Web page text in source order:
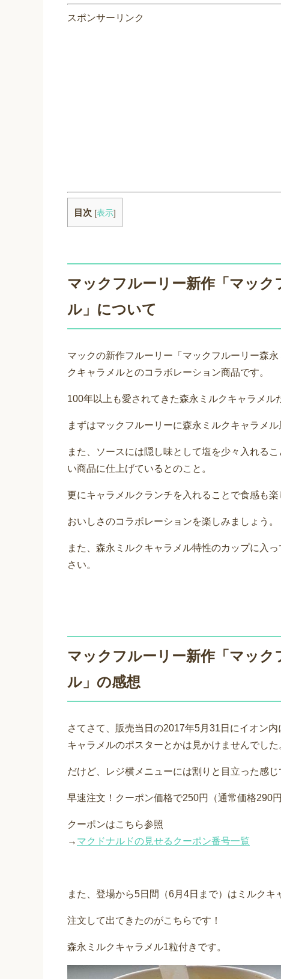
スポンサーリンク
目次 [表示]
マックフルーリー新作「マッ
ル」について
マックの新作フルーリー「マックフルーリー森
クキャラメルとのコラボレーション商品です。
100年以上も愛されてきた森永ミルクキャラメル
まずはマックフルーリーに森永ミルクキャラメ
また、ソースには隠し味として塩を少々入れる
い商品に仕上げているとのこと。
更にキャラメルクランチを入れることで食感も楽
おいしさのコラボレーションを楽しみましょう。
また、森永ミルクキャラメル特性のカップに入
さい。
マックフルーリー新作「マッ
ル」の感想
さてさて、販売当日の2017年5月31日にイオン
キャラメルのポスターとかは見かけませんでした
だけど、レジ横メニューには割りと目立った感じ
早速注文！クーポン価格で250円（通常価格290
クーポンはこちら参照
→ マクドナルドの見せるクーポン番号一覧
また、登場から5日間（6月4日まで）はミルクキ
注文して出てきたのがこちらです！
森永ミルクキャラメル1粒付きです。